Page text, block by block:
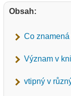
Obsah:
Co
Význam v
vtipný v